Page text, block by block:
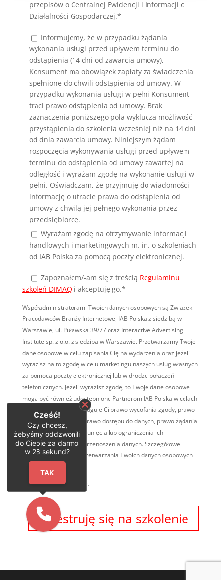
przepisów o Centralnej Ewidencji i Informacji o
Działalności Gospodarczej.*
Informujemy, że w przypadku żądania
wykonania usługi przed upływem terminu do
odstąpienia (14 dni od zawarcia umowy),
Konsument ma obowiązek zapłaty za świadczenia
spełnione do chwili odstąpienia od umowy. W
przypadku wykonania usługi w pełni Konsument
traci prawo odstąpienia od umowy. Brak
zaznaczenia poniższego pola wyklucza możliwość
przystąpienia do szkolenia wcześniej niż na 14 dni
od dnia zawarcia umowy. Niniejszym żądam
rozpoczęcia wykonywania usługi przed upływem
terminu do odstąpienia od umowy zawartej na
odległość i wyrażam zgodę na wykonanie usługi w
pełni. Oświadczam, że przyjmuję do wiadomości
informację o utracie prawa do odstąpienia od
umowy z chwilą jej pełnego wykonania przez
przedsiębiorcę.
Wyrażam zgodę na otrzymywanie informacji
handlowych i marketingowych m. in. o szkoleniach
od IAB Polska za pomocą poczty elektronicznej.
Zapoznałem/-am się z treścią Regulaminu
szkoleń DIMAQ i akceptuję go.*
Współadministratorami Twoich danych osobowych są Związek
Pracodawców Branży Internetowej IAB Polska z siedzibą w
Warszawie, ul. Puławska 39/77 oraz Interactive Advertising
Institute sp. z o.o. z siedzibą w Warszawie. Przetwarzamy Twoje
dane osobowe w celu zapisania Cię na wydarzenia oraz jeżeli
wyrazisz na to zgodę w celu marketingu naszych usług własnych
za pomocą poczty elektronicznej lub w drodze połączeń
telefonicznych. Jeżeli wyrazisz zgodę, to Twoje dane osobowe
mogą być również udostępnione Partnerom IAB Polska w celach
marketingowych. Przysługuje Ci prawo wycofania zgody, prawo
wniesienia sprzeciwu, prawo dostępu do danych, prawo żądania
ich sprostowania, ich usunięcia lub ograniczenia ich
przetwarzania, prawo przenoszenia danych. Szczegółowe
informacje na temat przetwarzania Twoich danych osobowych
* Pola obowiązkowe.
Cześć!
Czy chcesz,
żebyśmy oddzwonili
do Ciebie za darmo
w 28 sekund?
TAK